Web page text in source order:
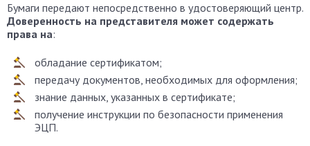
Бумаги передают непосредственно в удостоверяющий центр.
Доверенность на представителя может содержать
права на:
обладание сертификатом;
передачу документов, необходимых для оформления;
знание данных, указанных в сертификате;
получение инструкции по безопасности применения
ЭЦП.